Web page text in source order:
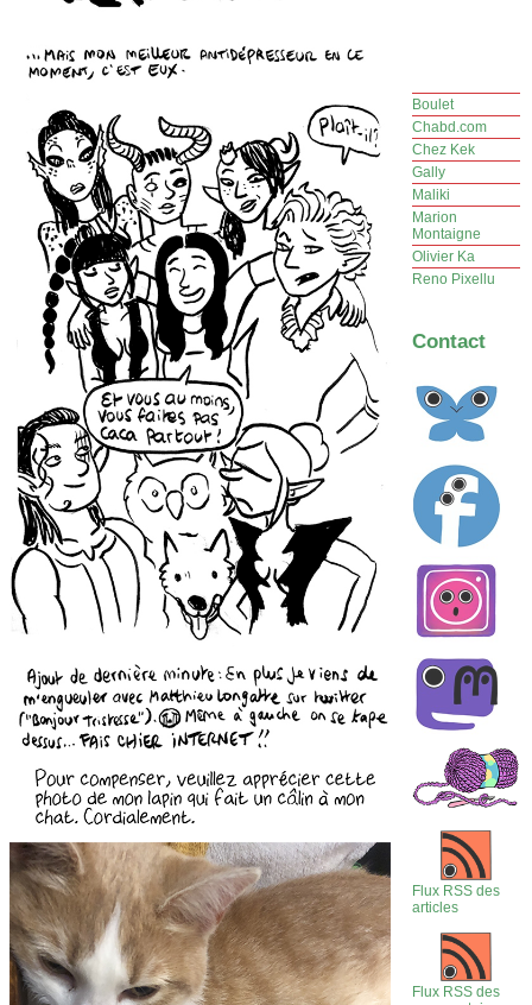
Boulet
Chabd.com
Chez Kek
Gally
Maliki
Marion
Montaigne
Olivier Ka
Reno Pixellu
Contact
Flux RSS des
articles
Flux RSS des